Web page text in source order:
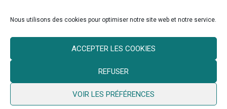
Nous utilisons des cookies pour optimiser notre site web et notre service.
ACCEPTER LES COOKIES
REFUSER
VOIR LES PRÉFÉRENCES
© 2026 Ville de Billy Berclau —neoweb.fr